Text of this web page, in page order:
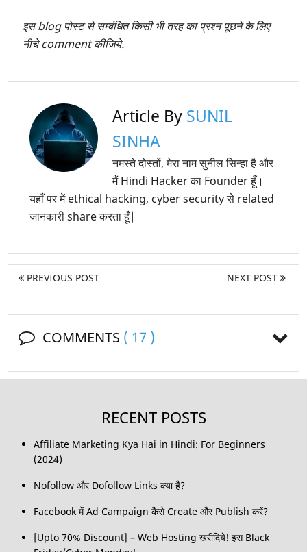
इस blog पोस्ट से सम्बंधित किसी भी तरह का प्रश्न पूछने के लिए
नीचे comment कीजिये.
Article By SUNIL
SINHA
नमस्ते दोस्तों, मेरा नाम सुनील सिन्हा है और
मैं Hindi Hacker का Founder हूँ।
यहाँ पर में ethical hacking, cyber security से related
जानकारी share करता हूँ|
PREVIOUS POST NEXT POST
COMMENTS ( 17 )
RECENT POSTS
Affiliate Marketing Kya Hai in Hindi: For Beginners
(2024)
Nofollow और Dofollow Links क्या है?
Facebook में Ad Campaign कैसे Create और Publish करें?
[Upto 70% Discount] – Web Hosting खरीदिये! इस Black